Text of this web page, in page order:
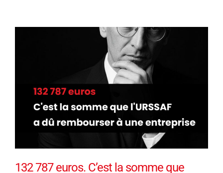
132 787 euros. C’est la somme que